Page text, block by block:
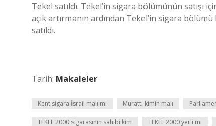
Tekel satıldı. Tekel’in sigara bölümünün satışı
açık artırmanın ardından Tekel’in sigara
satıldı.
Tarih: Makaleler
Kent sigara İsrail malı mı Muratti kimin malı
TEKEL 2000 sigarasının sahibi kim TEKEL 2000 yerli mi